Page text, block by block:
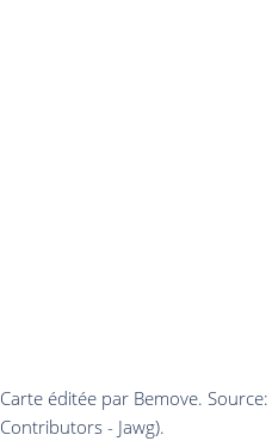
Carte éditée par Bemove.
Contributors - Jawg).